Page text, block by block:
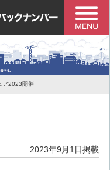
ア2023開催
2023年9月1日掲載